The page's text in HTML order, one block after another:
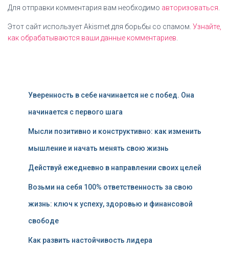
Для отправки комментария вам необходимо авторизоваться
Этот сайт использует Akismet для борьбы со спамом. Узнайте,
как обрабатываются ваши данные комментариев
Уверенность в себе начинается не с побед. Она
начинается с первого шага
Мысли позитивно и конструктивно: как изменить
мышление и начать менять свою жизнь
Действуй ежедневно в направлении своих целей
Возьми на себя 100% ответственность за свою
жизнь: ключ к успеху, здоровью и финансовой
свободе
Как развить настойчивость лидера